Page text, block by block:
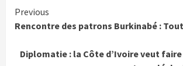
Continue
Previous
Rencontre des patrons Burkinabé :
Diplomatie : la Côte d’Ivoire veut